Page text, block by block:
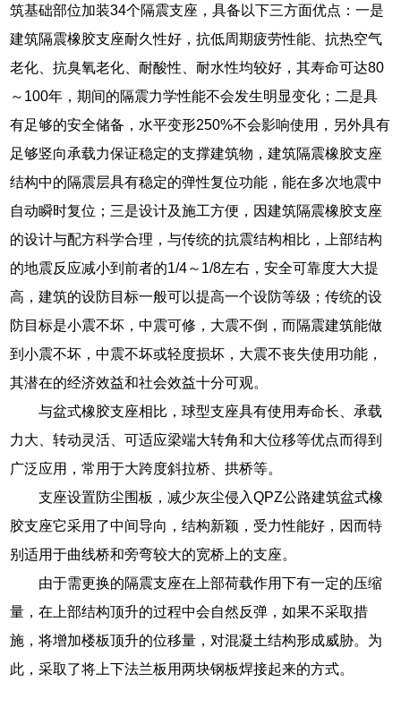
筑基础部位加装34个隔震支座，具备以下三方面优点：一是
建筑隔震橡胶支座耐久性好，抗低周期疲劳性能、抗热空气
老化、抗臭氧老化、耐酸性、耐水性均较好，其寿命可达80
～100年，期间的隔震力学性能不会发生明显变化；二是具
有足够的安全储备，水平变形250%不会影响使用，另外具有
足够竖向承载力保证稳定的支撑建筑物，建筑隔震橡胶支座
结构中的隔震层具有稳定的弹性复位功能，能在多次地震中
自动瞬时复位；三是设计及施工方便，因建筑隔震橡胶支座
的设计与配方科学合理，与传统的抗震结构相比，上部结构
的地震反应减小到前者的1/4～1/8左右，安全可靠度大大提
高，建筑的设防目标一般可以提高一个设防等级；传统的设
防目标是小震不坏，中震可修，大震不倒，而隔震建筑能做
到小震不坏，中震不坏或轻度损坏，大震不丧失使用功能，
其潜在的经济效益和社会效益十分可观。
与盆式橡胶支座相比，球型支座具有使用寿命长、承载
力大、转动灵活、可适应梁端大转角和大位移等优点而得到
广泛应用，常用于大跨度斜拉桥、拱桥等。
支座设置防尘围板，减少灰尘侵入QPZ公路建筑盆式橡
胶支座它采用了中间导向，结构新颖，受力性能好，因而特
别适用于曲线桥和旁弯较大的宽桥上的支座。
由于需更换的隔震支座在上部荷载作用下有一定的压缩
量，在上部结构顶升的过程中会自然反弹，如果不采取措
施，将增加楼板顶升的位移量，对混凝土结构形成威胁。为
此，采取了将上下法兰板用两块钢板焊接起来的方式。